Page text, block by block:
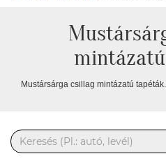
Mustársárga csillag mintázatú tapéták.